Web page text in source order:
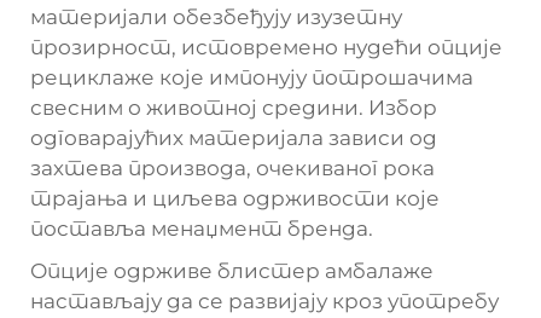
материјали обезбеђују изузетну
прозирност, истовремено нудећи опције
рециклаже које импонују потрошачима
свесним о животној средини. Избор
одговарајућих материјала зависи од
захтева производа, очекиваног рока
трајања и циљева одрживости које
поставља менаџмент бренда.
Опције одрживе блистер амбалаже
настављају да се развијају кроз употребу